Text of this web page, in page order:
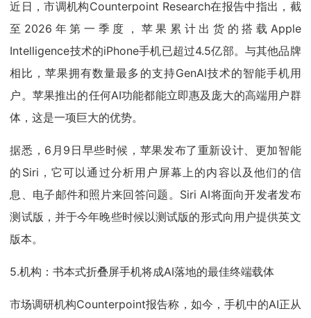
近日，市调机构Counterpoint Research在报告中指出，截
至2026年第一季度，苹果累计出货的搭载Apple
Intelligence技术的iPhone手机已超过4.5亿部。与其他品牌
相比，苹果拥有数量最多的支持GenAI技术的智能手机用
户。苹果推出的任何AI功能都能立即惠及庞大的高端用户群
体，这是一项巨大的优势。
据悉，6月9日早些时候，苹果发布了重新设计、更加智能
的Siri，它可以通过分析用户屏幕上的内容以及他们的信
息、电子邮件和照片来回答问题。Siri AI将面向开发者发布
测试版，并于今年晚些时候以测试版的形式向用户提供英文
版本。
5.机构：书本式折叠屏手机将成AI落地的最佳终端载体
市场调研机构Counterpoint报告称，如今，手机中的AI正从